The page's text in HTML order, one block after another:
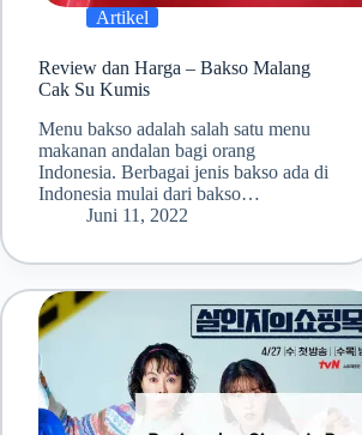
Artikel
Review dan Harga – Bakso Malang
Cak Su Kumis
Menu bakso adalah salah satu menu
makanan andalan bagi orang
Indonesia. Berbagai jenis bakso ada di
Indonesia mulai dari bakso…
Juni 11, 2022